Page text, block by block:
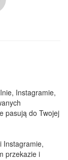
Instagramie,
pasują do Twojej
Instagramie,
przekazie i